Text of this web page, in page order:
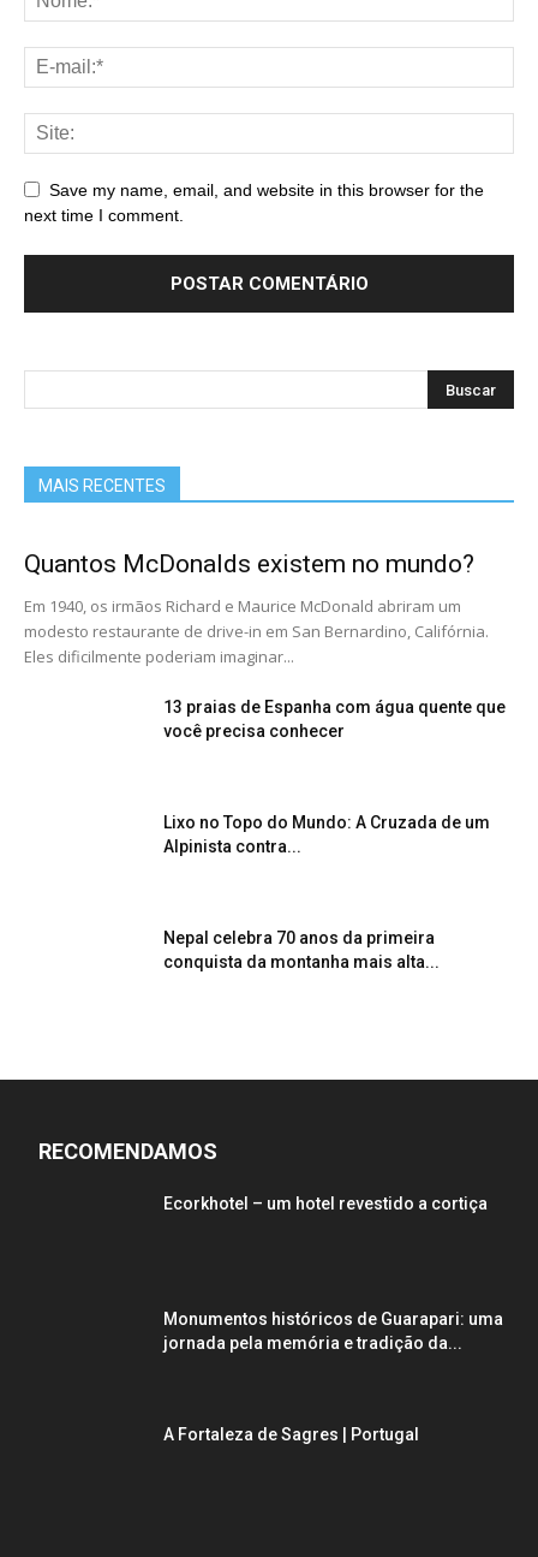
Save my name, email, and website in this browser for the
next time I comment.
MAIS RECENTES
Quantos McDonalds existem no mundo?
Em 1940, os irmãos Richard e Maurice McDonald abriram um
modesto restaurante de drive-in em San Bernardino, Califórnia.
Eles dificilmente poderiam imaginar...
13 praias de Espanha com água quente que
você precisa conhecer
Lixo no Topo do Mundo: A Cruzada de um
Alpinista contra...
Nepal celebra 70 anos da primeira
conquista da montanha mais alta...
RECOMENDAMOS
Ecorkhotel – um hotel revestido a cortiça
Monumentos históricos de Guarapari: uma
jornada pela memória e tradição da...
A Fortaleza de Sagres | Portugal